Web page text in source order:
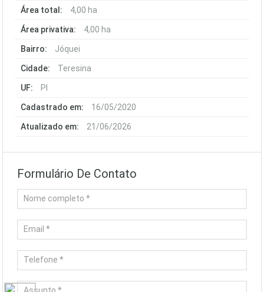
Área total: 4,00 ha
Área privativa: 4,00 ha
Bairro: Jóquei
Cidade: Teresina
UF: PI
Cadastrado em: 16/05/2020
Atualizado em: 21/06/2026
Formulário De Contato